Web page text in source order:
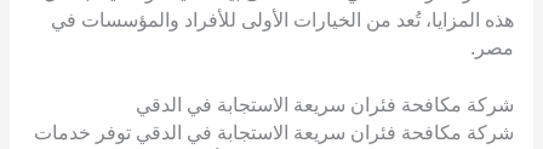
هذه المزايا، تُعد من الخيارات الأولى للأفراد والمؤسسات في
مصر.
شركة مكافحة فئران سريعة الاستجابة في الدقي
شركة مكافحة فئران سريعة الاستجابة في الدقي توفر خدمات